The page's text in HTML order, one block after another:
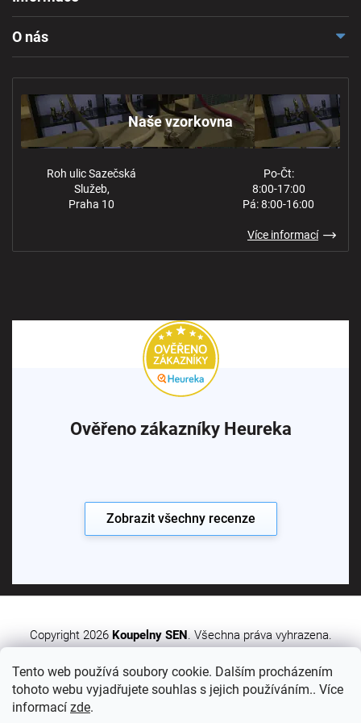
Tento web používá soubory cookie. Dalším procházením
tohoto webu vyjadřujete souhlas s jejich používáním.. Více
informací zde.
Ochrana osobních údajů
O nás
Naše vzorkovna
Roh ulic Sazečská
Služeb,
Praha 10
Po-Čt:
8:00-17:00
Pá: 8:00-16:00
Více informací
Ověřeno zákazníky Heureka
Zobrazit všechny recenze
Vytvořil Shoptet Premium
Copyright 2026 Koupelny SEN. Všechna práva vyhrazena.